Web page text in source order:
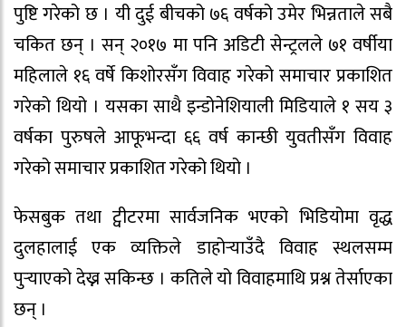
पुष्टि गरेको छ । यी दुई बीचको ७६ वर्षको उमेर भिन्नताले सबै
चकित छन् । सन् २०१७ मा पनि अडिटी सेन्ट्रलले ७१ वर्षीया
महिलाले १६ वर्षे किशोरसँग विवाह गरेको समाचार प्रकाशित
गरेको थियो । यसका साथै इन्डोनेशियाली मिडियाले १ सय ३
वर्षका पुरुषले आफूभन्दा ६६ वर्ष कान्छी युवतीसँग विवाह
गरेको समाचार प्रकाशित गरेको थियो ।
फेसबुक तथा ट्वीटरमा सार्वजनिक भएको भिडियोमा वृद्ध
दुलहालाई एक व्यक्तिले डाहोर्‍याउँदै विवाह स्थलसम्म
पुर्‍याएको देख्न सकिन्छ । कतिले यो विवाहमाथि प्रश्न तेर्साएका
छन् ।